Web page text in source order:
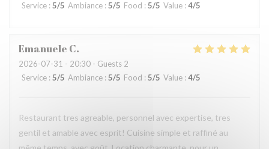
Service : 5/5 Ambiance : 5/5 Food : 5/5 Value : 4/5
Emanuele C
2026-07-31 - 20:30 - Guests 2
Service :5/5 Ambiance : 5/5 Food : 5/5 Value : 4/5
Restaurant tres agreable, personnel avec expertise, tres
gentil et amable avec esprit! Cuisine simple et raffiné au